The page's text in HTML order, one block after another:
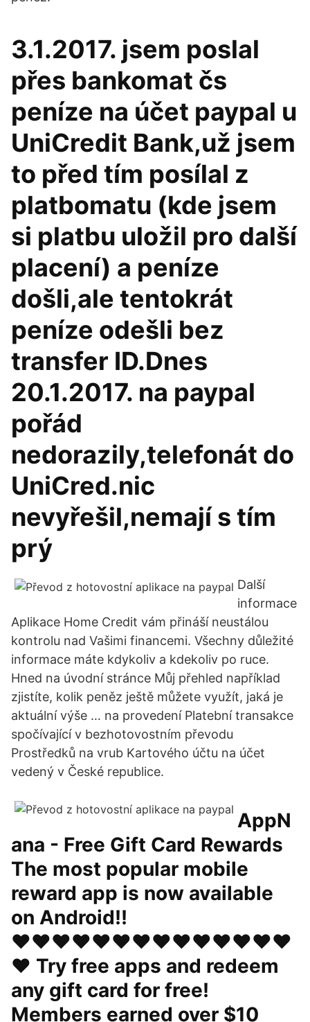
3.1.2017. jsem poslal
přes bankomat čs
peníze na účet paypal u
UniCredit Bank,už jsem
to před tím posílal z
platbomatu (kde jsem
si platbu uložil pro další
placení) a peníze
došli,ale tentokrát
peníze odešli bez
transfer ID.Dnes
20.1.2017. na paypal
pořád
nedorazily,telefonát do
UniCred.nic
nevyřešil,nemají s tím
prý
Další
informace
‎Aplikace Home Credit vám přináší neustálou
kontrolu nad Vašimi financemi. Všechny důležité
informace máte kdykoliv a kdekoliv po ruce.
Hned na úvodní stránce Můj přehled například
zjistíte, kolik peněz ještě můžete využít, jaká je
aktuální výše … na provedení Platební transakce
spočívající v bezhotovostním převodu
Prostředků na vrub Kartového účtu na účet
vedený v České republice.
AppN
ana - Free Gift Card Rewards
The most popular mobile
reward app is now available
on Android!!
♥♥♥♥♥♥♥♥♥♥♥♥♥♥
♥ Try free apps and redeem
any gift card for free!
Members earned over $10